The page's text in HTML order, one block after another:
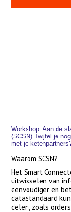
Workshop: Aan de
(SCSN) Twijfel je
met je
Waarom SCSN?
Het Smart
uitwisselen van
eenvoudiger en
datastandaard
delen, zoals